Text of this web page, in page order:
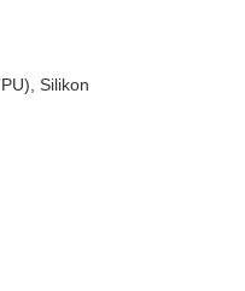
Silikon